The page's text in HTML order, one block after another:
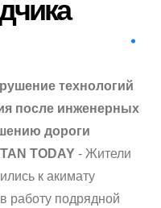
технологий
после инженерных
дороги
TODAY - Жители
к акимату
работу подрядной